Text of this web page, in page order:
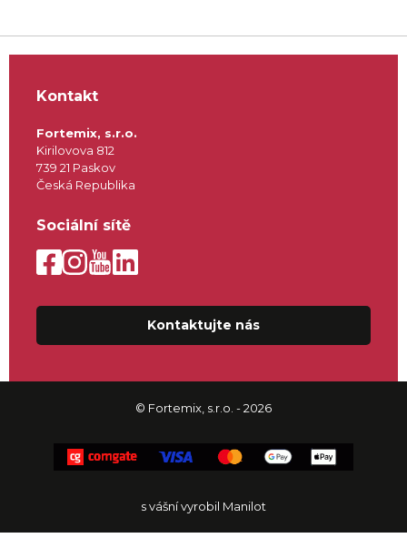
© Fortemix, s.r.o. - 2026
s vášní vyrobil Manilot
Kontakt
Fortemix, s.r.o.
Kirilovova 812
739 21 Paskov
Česká Republika
Sociální sítě
Kontaktujte nás